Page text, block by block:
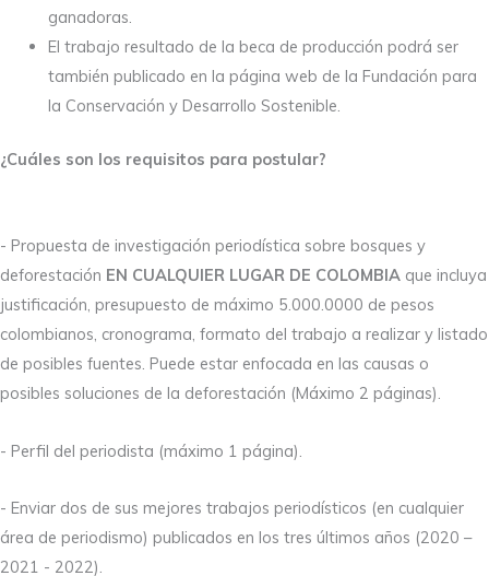
ganadoras.
El trabajo resultado de la beca de producción podrá ser
también publicado en la página web de la Fundación para
la Conservación y Desarrollo Sostenible.
¿Cuáles son los requisitos para postular?
- Propuesta de investigación periodística sobre bosques y
deforestación EN CUALQUIER LUGAR DE COLOMBIA que incluya
justificación, presupuesto de máximo 5.000.0000 de pesos
colombianos, cronograma, formato del trabajo a realizar y listado
de posibles fuentes. Puede estar enfocada en las causas o
posibles soluciones de la deforestación (Máximo 2 páginas).
- Perfil del periodista (máximo 1 página).
- Enviar dos de sus mejores trabajos periodísticos (en cualquier
área de periodismo) publicados en los tres últimos años (2020 –
2021 - 2022).